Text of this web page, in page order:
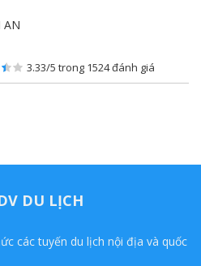
AN
3.33/5 trong 1524 đánh giá
DU LỊCH
các tuyến du lịch nội địa và quốc